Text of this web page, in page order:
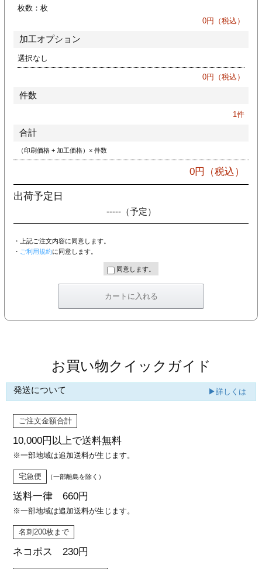
加工
印刷
ファイル印刷
リーブ
枚数： 枚
0円（税込）
加工オプション
選択なし
0円（税込）
件数
1件
合計
（印刷価格 + 加工価格）× 件数
0円（税込）
出荷予定日
-----（予定）
・上記ご注文内容に同意します。
・ ご利用規約に同意します。
同意します。
お買い物クイックガイド
発送について ▶詳しくは
ご注文金額合計
10,000円以上で送料無料
※一部地域は追加送料が生じます。
宅急便 （一部離島を除く）
送料一律 660円
※一部地域は追加送料が生じます。
名刺200枚まで
ネコポス 230円